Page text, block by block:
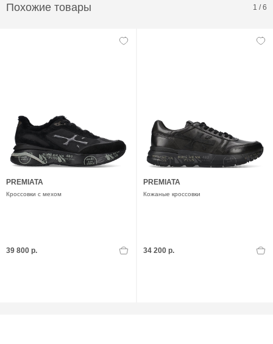
Похожие товары 1 /6
PREMIATA
Кроссовки с мехом
39 800 р.
PREMIATA
Кожаные кроссовки
34 200 р.